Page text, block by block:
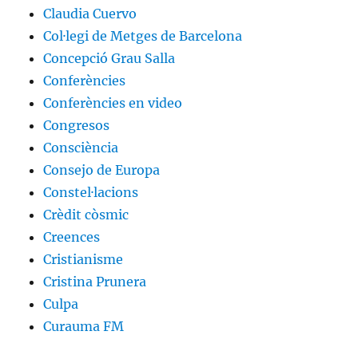
Claudia Cuervo
Col·legi de Metges de Barcelona
Concepció Grau Salla
Conferències
Conferències en video
Congresos
Consciència
Consejo de Europa
Constel·lacions
Crèdit còsmic
Creences
Cristianisme
Cristina Prunera
Culpa
Curauma FM